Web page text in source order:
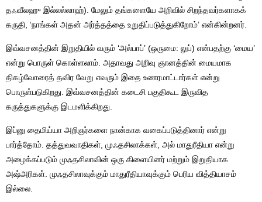
தஃவீலஹு இல்லல்லாஹ்). மேலும் தங்களையே அறிவில் சிறந்தவர்களாகக்
கருதி, ‘நாங்கள் அதன் அர்த்தத்தை உறுதிப்படுத்துகிறோம்’ என்கின்றனர்.
இவ்வசனத்தின் இறுதியில் வரும் ‘அல்பாப்’ (ஒருமை: லுப்) என்பதற்கு ‘மைய’
என்று பொருள் கொள்ளலாம். அதாவது அறிவு ஞானத்தின் மையமாக
திகழ்வோரைத் தவிர வேறு எவரும் இதை உணரமாட்டார்கள் என்று
பொருள்படுகிறது. இவ்வசனத்தின் கடைசி பகுதிகூட இருவித
கருத்துகளுக்கு இடமளிக்கிறது.
இப்னு தைமிய்யா அறிஞர்களை நான்காக வகைப்படுத்தினார் என்று
பார்த்தோம். தத்துவவாதிகள், முஃதசிலாக்கள், அல் மாதுரீதியா என்று
அழைக்கப்படும் முஃதசிலாவின் ஒரு கிளையினர் மற்றும் இறுதியாக
அஷ்அரிகள். முஃதசிலாவுக்கும் மாதுரீதியாவுக்கும் பெரிய வித்தியாசம்
இல்லை.